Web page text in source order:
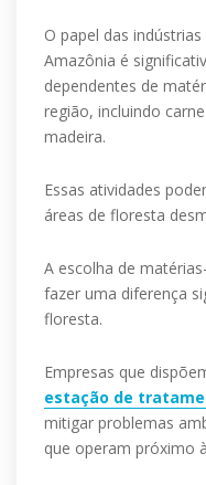
O papel das
Amazônia é
dependentes de
região, incluindo
madeira.
Essas atividades
áreas de floresta
A escolha de
fazer uma diferença
floresta.
Empresas que
estação de
mitigar problemas
que operam próximo